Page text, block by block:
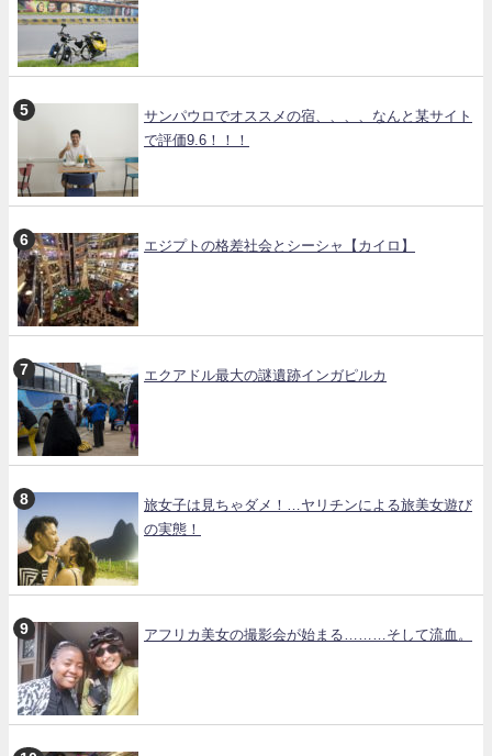
サンパウロでオススメの宿、、、、なんと某サイト
で評価9.6！！！
エジプトの格差社会とシーシャ【カイロ】
エクアドル最大の謎遺跡インガピルカ
旅女子は見ちゃダメ！…ヤリチンによる旅美女遊び
の実態！
アフリカ美女の撮影会が始まる………そして流血。